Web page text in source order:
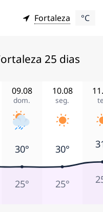
Fortaleza °C
25 dias
dom.
09.08
seg.
10.08
30°
25°
30°
25°